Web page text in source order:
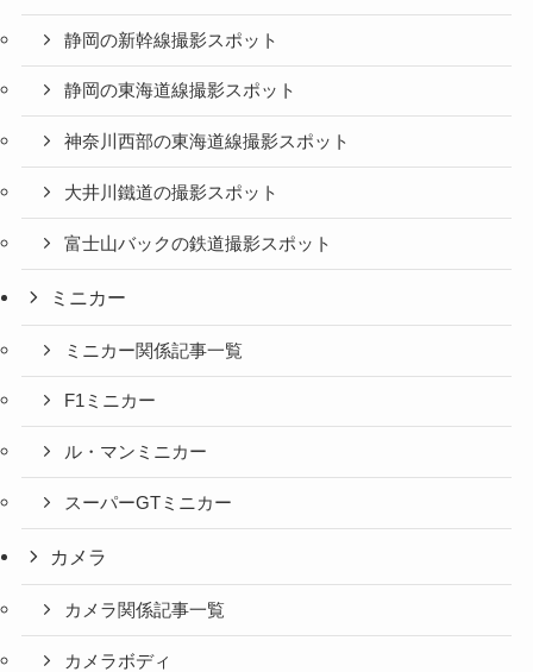
静岡の新幹線撮影スポット
静岡の東海道線撮影スポット
神奈川西部の東海道線撮影スポット
大井川鐵道の撮影スポット
富士山バックの鉄道撮影スポット
ミニカー
ミニカー関係記事一覧
F1ミニカー
ル・マンミニカー
スーパーGTミニカー
カメラ
カメラ関係記事一覧
カメラボディ